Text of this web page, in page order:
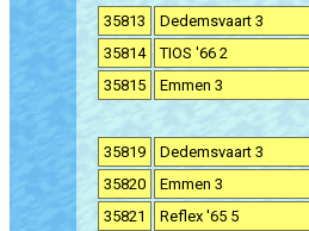
35813 Dedemsvaart 3
35814
TIOS '66 2
35815
Emmen 3
35819 Dedemsvaart 3
35820
Emmen 3
35821
Reflex '65 5